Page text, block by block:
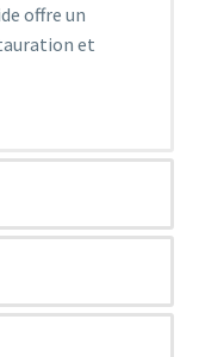
offre un
et